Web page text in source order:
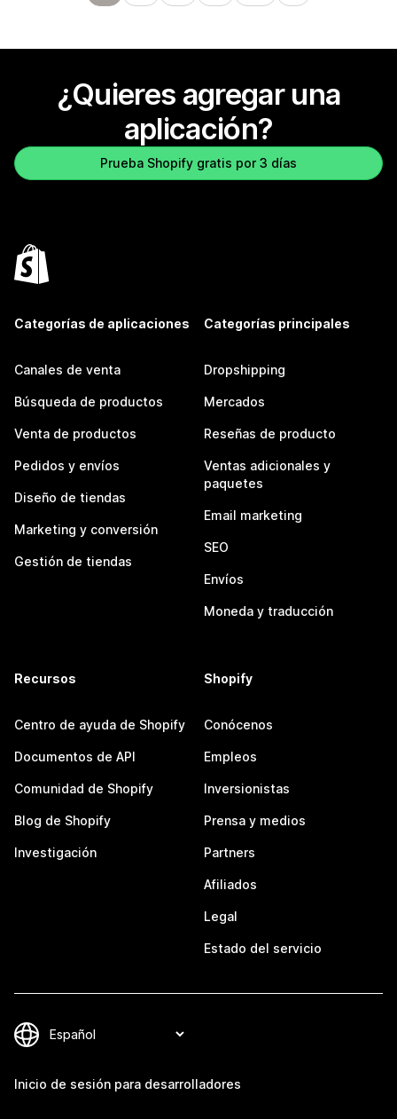
¿Quieres agregar una
aplicación?
Prueba Shopify gratis por 3 días
Categorías de aplicaciones
Canales de venta
Búsqueda de productos
Venta de productos
Pedidos y envíos
Diseño de tiendas
Marketing y conversión
Gestión de tiendas
Categorías principales
Dropshipping
Mercados
Reseñas de producto
Ventas adicionales y
paquetes
Email marketing
SEO
Envíos
Moneda y traducción
Recursos
Centro de ayuda de Shopify
Documentos de API
Comunidad de Shopify
Blog de Shopify
Investigación
Shopify
Conócenos
Empleos
Inversionistas
Prensa y medios
Partners
Afiliados
Legal
Estado del servicio
Inicio de sesión para desarrolladores